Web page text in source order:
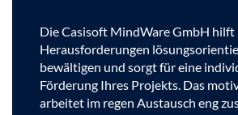
Die Casisoft MindWare GmbH hilft
Herausforderungen
bewältigen und sorgt für eine
Förderung Ihres Projekts. Das
arbeitet im regen Austausch eng